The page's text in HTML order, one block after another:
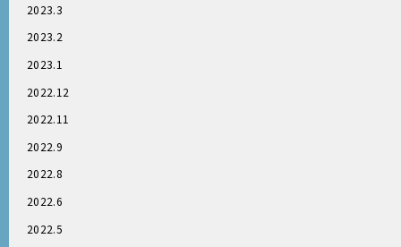
2023.3
2023.2
2023.1
2022.12
2022.11
2022.9
2022.8
2022.6
2022.5